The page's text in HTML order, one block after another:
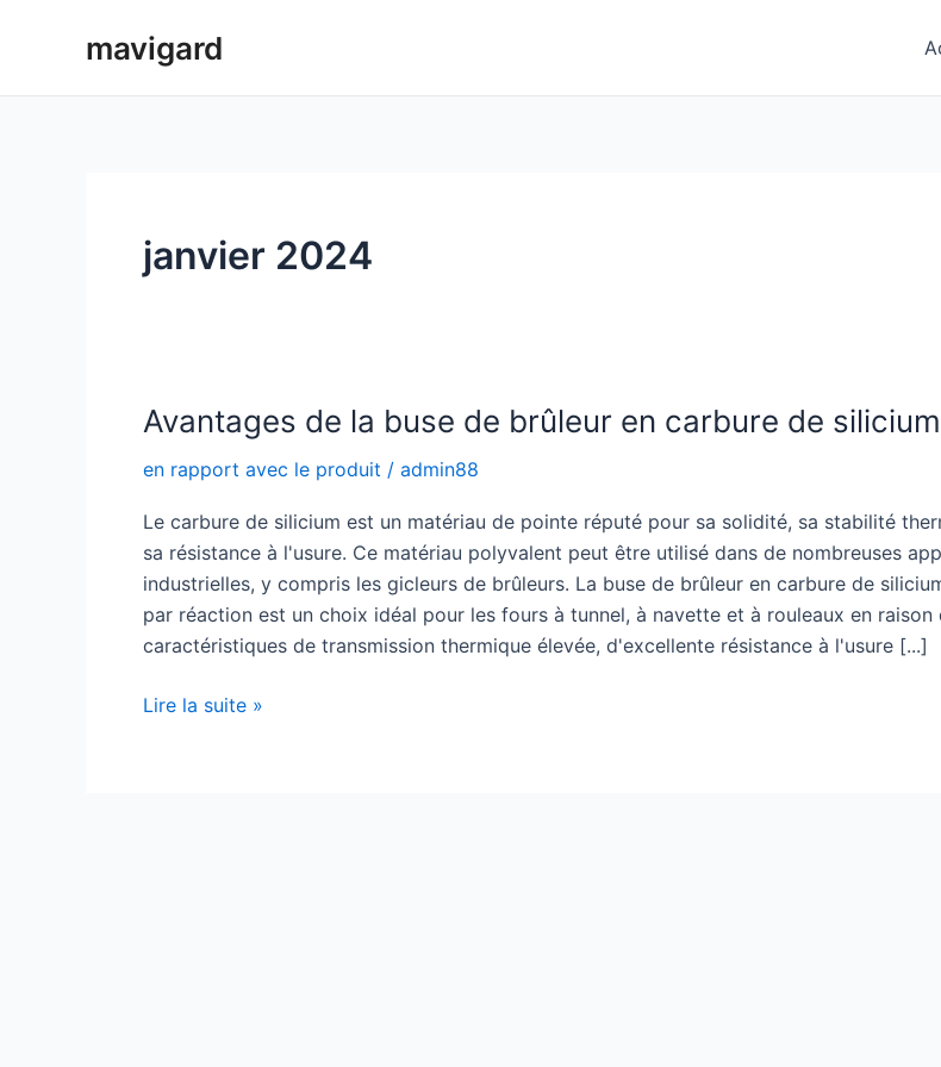
mavigard
janvier 2024
Avantages de la buse de brûleur en carbure de silicium
en rapport avec le produit / admin88
Le carbure de silicium est un matériau de pointe réputé pour sa solidité, sa stabilité
sa résistance à l'usure. Ce matériau polyvalent peut être utilisé dans de nombreuses
industrielles, y compris les gicleurs de brûleurs. La buse de brûleur en carbure de
par réaction est un choix idéal pour les fours à tunnel, à navette et à rouleaux en raison
caractéristiques de transmission thermique élevée, d'excellente résistance à l'usure [...]
Avantages
Lire la suite »